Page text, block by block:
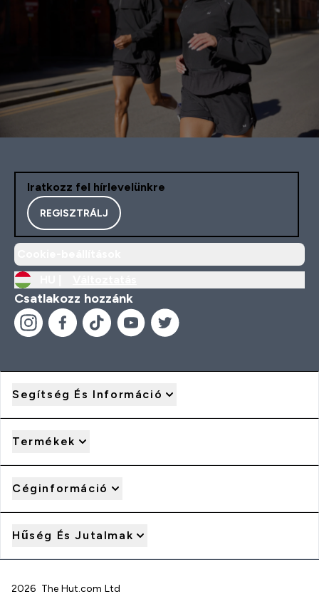
Iratkozz fel hírlevelünkre
REGISZTRÁLJ
Csatlakozz hozzánk
Segítség És Információ
Termékek
Céginformáció
Hűség És Jutalmak
2026 The Hut.com Ltd